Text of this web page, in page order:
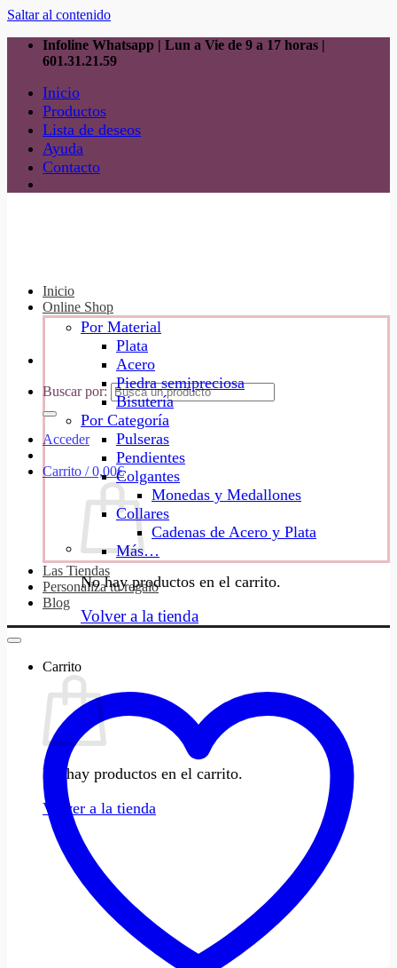
Saltar al contenido
Infoline Whatsapp | Lun a Vie de 9 a 17 horas |
601.31.21.59
Inicio
Productos
Lista de deseos
Ayuda
Contacto
Buscar por:
Acceder
Carrito /0,00€
No hay productos en el carrito.
Volver a la tienda
Carrito
No hay productos en el carrito.
Volver a la tienda
Inicio
Online Shop
Por Material
Plata
Acero
Piedra semipreciosa
Bisutería
Por Categoría
Pulseras
Pendientes
Colgantes
Monedas y Medallones
Collares
Cadenas de Acero y Plata
Más…
Las Tiendas
Personaliza tu regalo
Blog